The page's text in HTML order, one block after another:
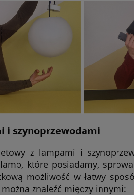
i szynoprzewodami
z lampami i
które posiadamy,
możliwość w łatwy
znaleźć między innymi: